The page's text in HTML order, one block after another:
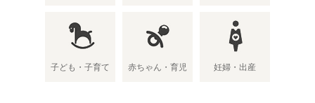
子ども・子育て 赤ちゃん・育児 妊婦・出産